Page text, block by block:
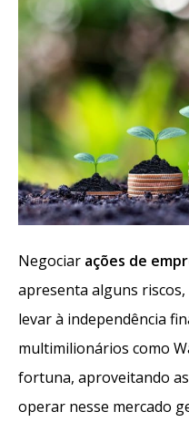
Negociar ações de
apresenta alguns
levar à independência
multimilionários como
fortuna, aproveitando
operar nesse mercado